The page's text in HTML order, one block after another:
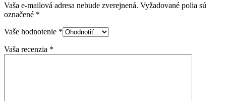
Vaša e-mailová adresa nebude zverejnená. Vyžadované polia sú
označené *
Vaše hodnotenie *
Vaša recenzia *